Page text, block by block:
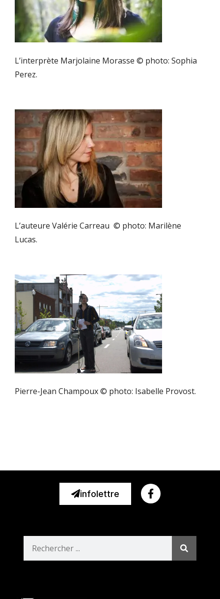
L’interprète Marjolaine Morasse © photo: Sophia
Perez.
L’auteure Valérie Carreau © photo: Marilène
Lucas.
Pierre-Jean Champoux © photo: Isabelle Provost.
infolettre